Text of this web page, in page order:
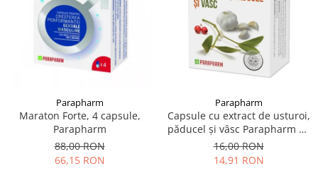
Parapharm
Maraton Forte, 4 capsule,
Parapharm
88,00 RON
66,15 RON
Parapharm
Capsule cu extract de usturoi,
păducel și vâsc Parapharm 30
capsule
16,00 RON
14,91 RON